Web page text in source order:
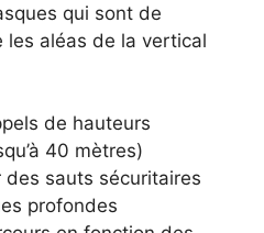
qui sont de
les aléas de la vertical
de hauteurs
40 mètres)
sauts sécuritaires
profondes